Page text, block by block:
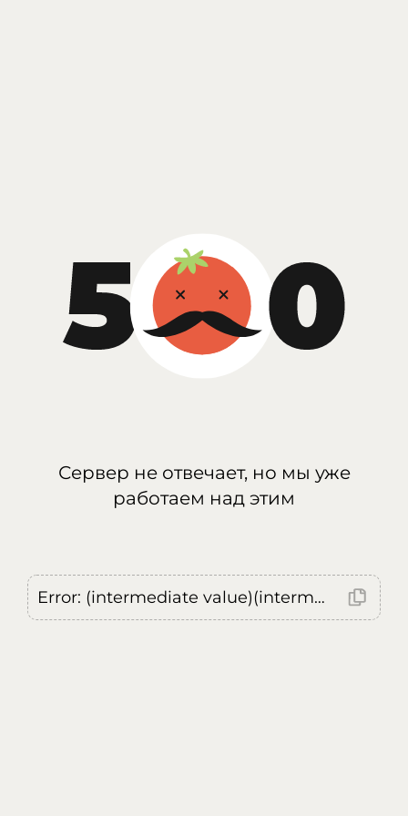
Сервер не отвечает, но мы уже
работаем над этим
Error: (intermediate value)(intermediate value)(intermediate value).replaceAll is not a function